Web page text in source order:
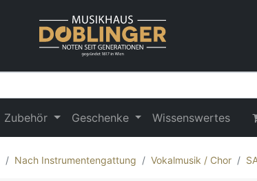
Zubehör Geschenke Wissenswertes
Nach Instrumentengattung Vokalmusik / Chor